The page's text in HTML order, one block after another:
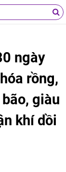
ngày
rồng,
giàu
khí dồi